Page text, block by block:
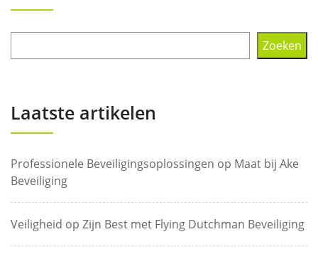
Zoeken
Laatste artikelen
Professionele Beveiligingsoplossingen op Maat bij Ake
Beveiliging
Veiligheid op Zijn Best met Flying Dutchman Beveiliging